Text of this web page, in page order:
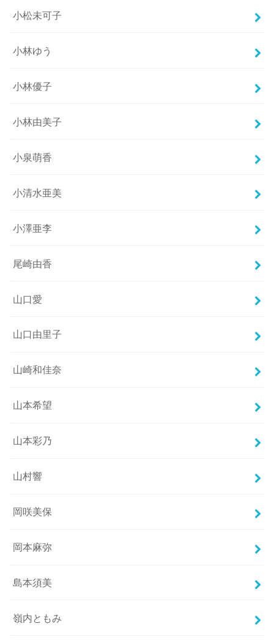
小松未可子
小林ゆう
小林優子
小林由美子
小泉萌香
小清水亜美
小澤亜李
尾崎由香
山口愛
山口由里子
山崎和佳奈
山本希望
山本彩乃
山村響
岡咲美保
岡本麻弥
島本須美
嶺内ともみ